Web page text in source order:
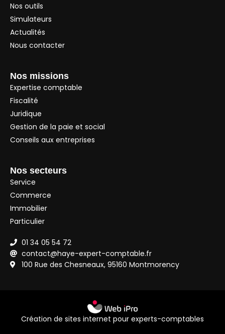
Nos outils
Simulateurs
Actualités
Nous contacter
Nos missions
Expertise comptable
Fiscalité
Juridique
Gestion de la paie et social
Conseils aux entreprises
Nos secteurs
Service
Commerce
Immobilier
Particulier
01 34 05 54 72
contact@haye-expert-comptable.fr
100 Rue des Chesneaux, 95160 Montmorency
Création de sites internet pour experts-comptables